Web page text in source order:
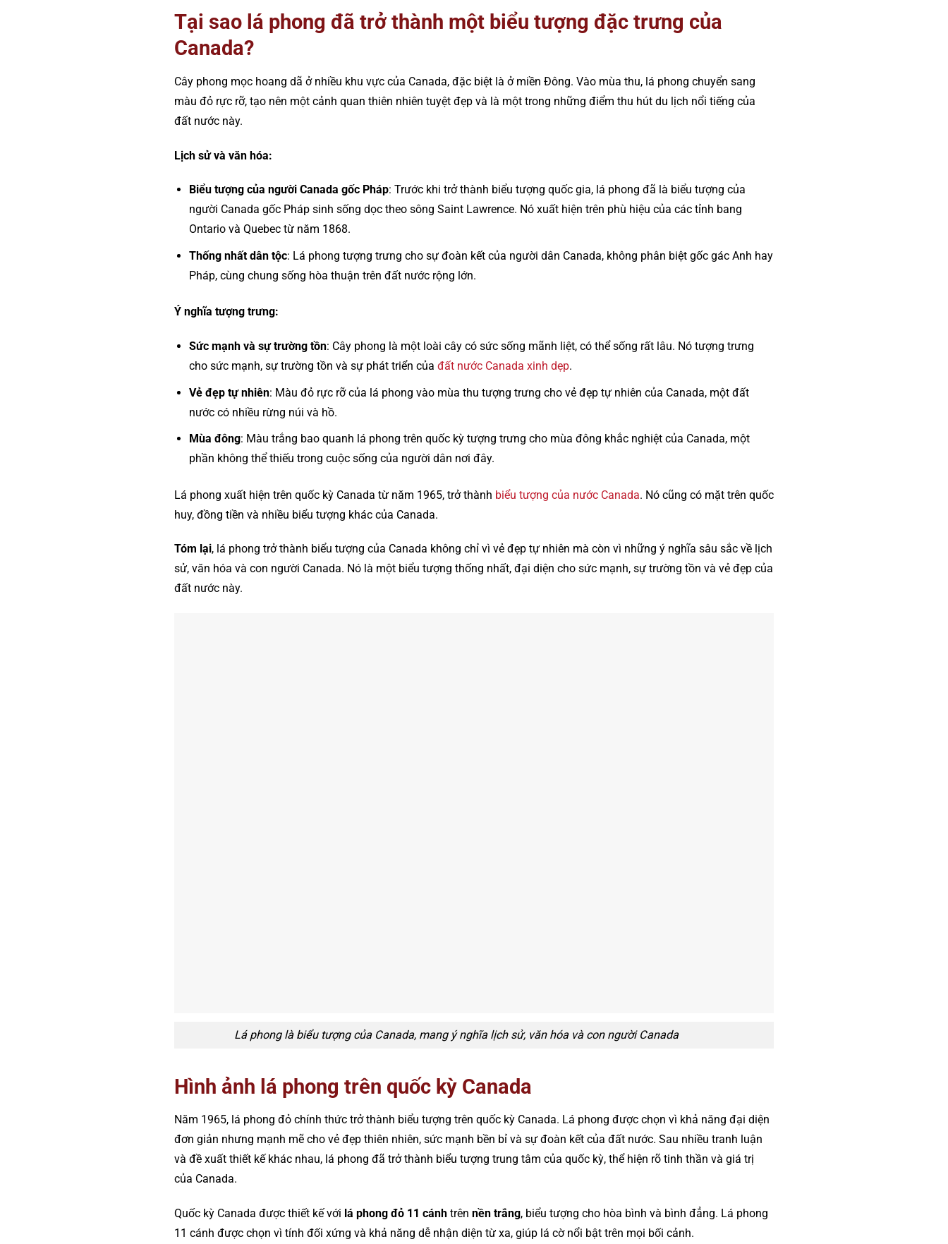
Tại sao lá phong đã trở thành một biểu tượng đặc trưng của
Canada?
Cây phong mọc hoang dã ở nhiều khu vực của Canada, đặc biệt là ở miền Đông. Vào mùa thu, lá phong chuyển sang
màu đỏ rực rỡ, tạo nên một cảnh quan thiên nhiên tuyệt đẹp và là một trong những điểm thu hút du lịch nổi tiếng của
đất nước này.
Lịch sử và văn hóa:
Biểu tượng của người Canada gốc Pháp: Trước khi trở thành biểu tượng quốc gia, lá phong đã là biểu tượng của
người Canada gốc Pháp sinh sống dọc theo sông Saint Lawrence. Nó xuất hiện trên phù hiệu của các tỉnh bang
Ontario và Quebec từ năm 1868.
Thống nhất dân tộc: Lá phong tượng trưng cho sự đoàn kết của người dân Canada, không phân biệt gốc gác Anh hay
Pháp, cùng chung sống hòa thuận trên đất nước rộng lớn.
Ý nghĩa tượng trưng:
Sức mạnh và sự trường tồn: Cây phong là một loài cây có sức sống mãnh liệt, có thể sống rất lâu. Nó tượng trưng
cho sức mạnh, sự trường tồn và sự phát triển của đất nước Canada xinh dẹp.
Vẻ đẹp tự nhiên: Màu đỏ rực rỡ của lá phong vào mùa thu tượng trưng cho vẻ đẹp tự nhiên của Canada, một đất
nước có nhiều rừng núi và hồ.
Mùa đông: Màu trắng bao quanh lá phong trên quốc kỳ tượng trưng cho mùa đông khắc nghiệt của Canada, một
phần không thể thiếu trong cuộc sống của người dân nơi đây.
Lá phong xuất hiện trên quốc kỳ Canada từ năm 1965, trở thành biểu tượng của nước Canada. Nó cũng có mặt trên quốc
huy, đồng tiền và nhiều biểu tượng khác của Canada.
Tóm lại, lá phong trở thành biểu tượng của Canada không chỉ vì vẻ đẹp tự nhiên mà còn vì những ý nghĩa sâu sắc về lịch
sử, văn hóa và con người Canada. Nó là một biểu tượng thống nhất, đại diện cho sức mạnh, sự trường tồn và vẻ đẹp của
đất nước này.
Lá phong là biểu tượng của Canada, mang ý nghĩa lịch sử, văn hóa và con người Canada
Hình ảnh lá phong trên quốc kỳ Canada
Năm 1965, lá phong đỏ chính thức trở thành biểu tượng trên quốc kỳ Canada. Lá phong được chọn vì khả năng đại diện
đơn giản nhưng mạnh mẽ cho vẻ đẹp thiên nhiên, sức mạnh bền bỉ và sự đoàn kết của đất nước. Sau nhiều tranh luận
và đề xuất thiết kế khác nhau, lá phong đã trở thành biểu tượng trung tâm của quốc kỳ, thể hiện rõ tinh thần và giá trị
của Canada.
Quốc kỳ Canada được thiết kế với lá phong đỏ 11 cánh trên nền trắng, biểu tượng cho hòa bình và bình đẳng. Lá phong
11 cánh được chọn vì tính đối xứng và khả năng dễ nhận diện từ xa, giúp lá cờ nổi bật trên mọi bối cảnh.